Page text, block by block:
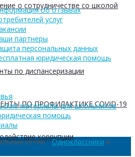
о сотрудничестве со школой
по диспансеризации
ПО ПРОФИЛАКТИКЕ COVID-19
коррупции
об отзывах
услуг
партнеры
персональных данных
юридическая помощь
материалы для школьников
помощь
сетях:Одноклассники и